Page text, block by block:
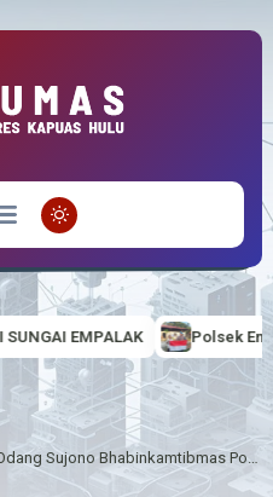
Polsek Empanang Bagikan Bendera
Brigadir Odang Sujono Bhabinkamtibmas Polsek Hulu Gurung Aktif Kampanye melarang PETI di desa Binaan